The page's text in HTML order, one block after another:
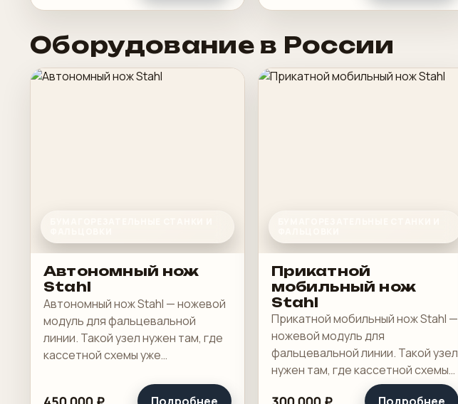
Оборудование в России
Автономный нож
Stahl
Автономный нож Stahl — ножевой
модуль для фальцевальной
линии. Такой узел нужен там, где
кассетной схемы уже
фальцовки приходится
Прикатной
мобильный нож
Stahl
Прикатной мобильный нож Stahl —
ножевой модуль для
фальцевальной линии. Такой узел
нужен там, где кассетной схемы
уже недостаточно и в карту